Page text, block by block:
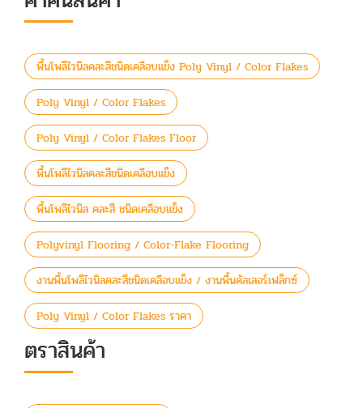
พื้นโพลีไวนิลคละสีชนิดเคลือบแข็ง Poly Vinyl / Color Flakes
Poly Vinyl / Color Flakes
Poly Vinyl / Color Flakes Floor
พื้นโพลีไวนิลคละสีชนิดเคลือบแข็ง
พื้นโพลีไวนิล คละสี ชนิดเคลือบแข็ง
Polyvinyl Flooring / Color-Flake Flooring
งานพื้นโพลีไวนิลคละสีชนิดเคลือบแข็ง / งานพื้นคัลเลอร์เฟล็กซ์
Poly Vinyl / Color Flakes ราคา
ตราสินค้า